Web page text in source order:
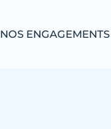
NOS ENGAGEMENTS